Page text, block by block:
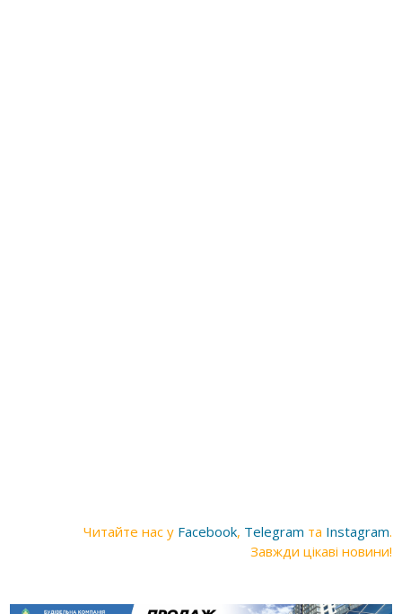
Читайте нас у Facebook, Telegram та Instagram.
Завжди цікаві новини!